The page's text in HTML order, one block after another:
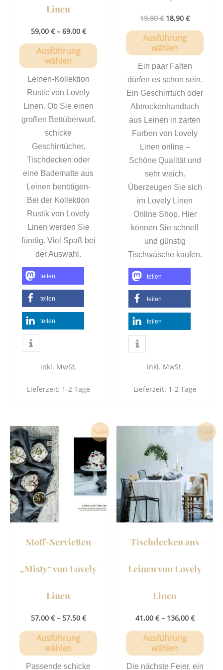
Linen
59,00 €– 69,00 €
Ausführung
wählen
Leinen-Kollektion
Rustic von Lovely
Linen. Ob Sie einen
großen Bettüberwurf,
schicke
Geschirrtücher,
Tischdecken oder
eine Badematte aus
Leinen benötigen-
Bei der Kollektion
Rustik von Lovely
Linen werden Sie
fündig. Viel Spaß bei
der Auswahl.
teilen
teilen
teilen
inkl. MwSt.
Lieferzeit: 1-2 Tage
19,80€ 18,90 €
Ausführung
wählen
Ein paar Falten
dürfen es schon sein.
Ein Geschirrtuch oder
Abtrockenhandtuch
aus Leinen in zarten
Farben von Lovely
Linen online –
Schöne Qualität und
sehr weich.
Überzeugen Sie sich
im Lovely Linen
Online Shop. Hier
können Sie schnell
und günstig
Tischwäsche kaufen.
teilen
teilen
teilen
inkl. MwSt.
Lieferzeit: 1-2 Tage
Sale!
Stoff-Servietten
„Misty“ von Lovely
Linen
57,00 €– 57,50 €
Ausführung
wählen
Dieses
Produkt
weist
mehrere
Varianten
auf.
Die
Optionen
Produktseite
Passende schicke
Sale!
Tischdecken aus
Leinen von Lovely
Linen
41,00 €– 136,00 €
Ausführung
wählen
auf.
Die
Die nächste Feier, ein